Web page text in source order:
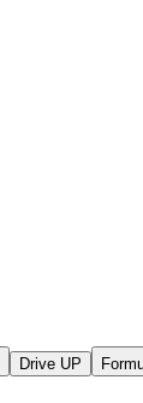
Drive UP